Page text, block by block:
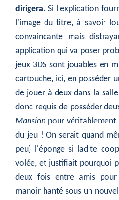
dirigera. Si l'explication
l'image du titre, à savoir
convaincante mais
application qui va poser
jeux 3DS sont jouables en
cartouche, ici, en posséder
de jouer à deux dans la
donc requis de posséder
Mansion pour
du jeu ! On serait quand
peu) l'éponge si ladite
volée, et justifiait pourquoi
deux fois entre amis
manoir hanté sous un